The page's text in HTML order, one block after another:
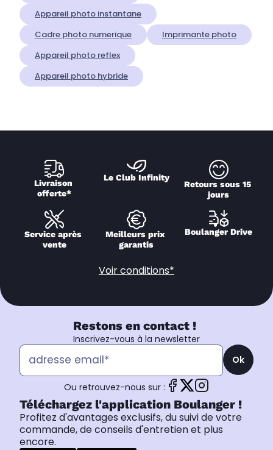
Appareil photo instantane
Cadre photo numerique
Imprimante photo
Appareil photo reflex
Appareil photo hybride
Livraison
offerte*
Le Club Infinity
Retours sous 15
jours
Service après
vente
Meilleurs prix
garantis
Boulanger Drive
Voir conditions*
Restons en contact !
Inscrivez-vous à la newsletter
Ok
Ou retrouvez-nous sur :
Téléchargez l'application Boulanger !
Profitez d'avantages exclusifs, du suivi de votre
commande, de conseils d'entretien et plus
encore.